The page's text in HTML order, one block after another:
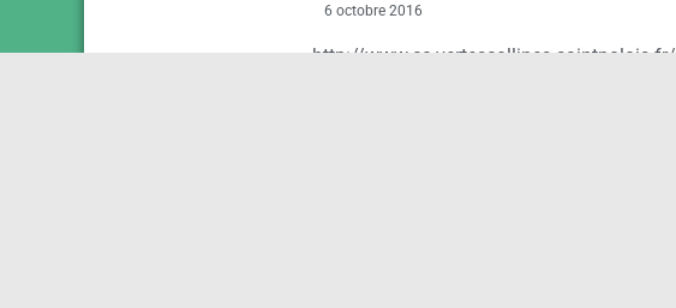
6 octobre 2016
http://www.cc-vertescollines-saintpolois.fr/